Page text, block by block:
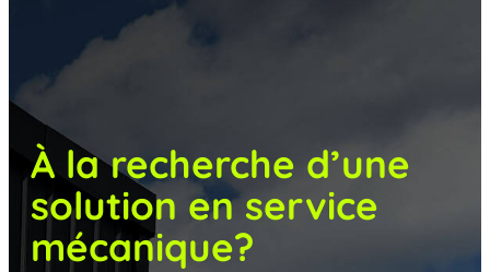
À la recherche d’une
solution en service
mécanique?